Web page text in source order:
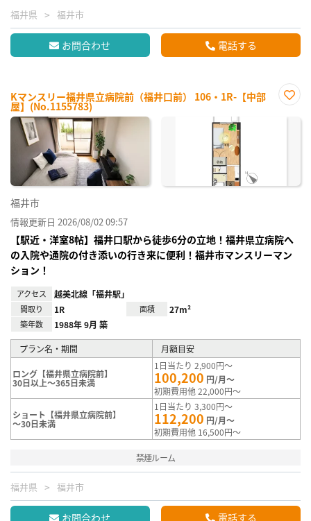
福井県 福井市
お問合わせ 電話する
Kマンスリー福井県立病院前（福井口前） 106・1R-【中部
屋】(No.1155783)
に入
福井市
情報更新日 2026/08/02 09:57
【駅近・洋室8帖】福井口駅から徒歩6分の立地！福井県立病院へ
の入院や通院の付き添いの行き来に便利！福井市マンスリーマン
ション！
アクセス 越美北線「福井駅」
間取り 1R 面積 27m²
築年数 1988年 9月 築
プラン名・期間 月額目安
ロング【福井県立病院前】
30日以上～365日未満
1日当たり 2,900円～
100,200 円/月～
初期費用他 22,000円～
ショート【福井県立病院前】
～30日未満
1日当たり 3,300円～
112,200 円/月～
初期費用他 16,500円～
禁煙ルーム
福井県 福井市
お問合わせ 電話する